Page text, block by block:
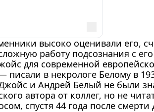
высоко оценивали его,
работу подсознания с
для современной
в некрологе Белому в
и Андрей Белый не были
автора от коллег, но не
спустя 44 года после